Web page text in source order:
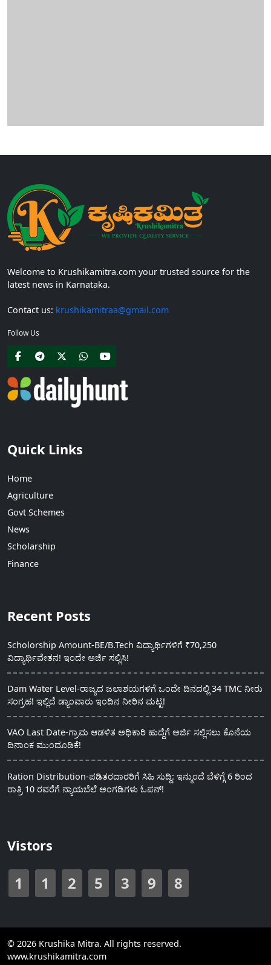
Welcome to Krushikamitra.com your trusted source for the
latest news in Karnataka.
Contact us: krushikamitraa@gmail.com
Follow Us
Quick Links
Home
Agriculture
Govt Schemes
News
Scholarship
Finance
Recent Posts
Scholorship Amount-BE/B.Tech ವಿದ್ಯಾರ್ಥಿಗಳಿಗೆ ₹70,250
ವಿದ್ಯಾರ್ಥಿವೇತನ! ಇಂದೇ ಅರ್ಜಿ ಸಲ್ಲಿಸಿ!
Dam Water Level-ರಾಜ್ಯದ ಜಲಾಶಯಗಳಿಗೆ ಒಂದೇ ದಿನದಲ್ಲಿ 34 TMC ನೀರು
ಸಂಗ್ರಹ! ಇಲ್ಲಿದೆ ಡ್ಯಾಂವಾರು ಇಂದಿನ ನೀರಿನ ಮಟ್ಟ!
VAO Last Date-ಗ್ರಾಮ ಆಡಳಿತ ಅಧಿಕಾರಿ ಹುದ್ದೆಗೆ ಅರ್ಜಿ ಸಲ್ಲಿಸಲು ಕೊನೆಯ
ದಿನಾಂಕ ಮುಂದೂಡಿಕೆ!
Ration Distribution-ಪಡಿತರದಾರರಿಗೆ ಸಿಹಿ ಸುದ್ದಿ: ಇನ್ಮುಂದೆ ಬೆಳಿಗ್ಗೆ 6 ರಿಂದ
ರಾತ್ರಿ 10 ರವರೆಗೆ ನ್ಯಾಯಬೆಲೆ ಅಂಗಡಿಗಳು ಓಪನ್!
Vistors
1 1 2 5 3 9 8
© 2026 Krushika Mitra. All rights reserved.
www.krushikamitra.com